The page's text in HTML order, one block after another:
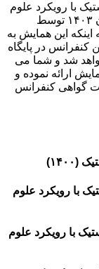
با رویکرد علوم
پزشکی، تغذیه و بهداشت روانی در تاریخ ۲۹ آبان ۱۴۰۳ توسط
اینکه این همایش به
در پایگاه
شد و شما می
ارائه نموده و
گواهی کنفرانس
با رویکرد علوم
با رویکرد علوم